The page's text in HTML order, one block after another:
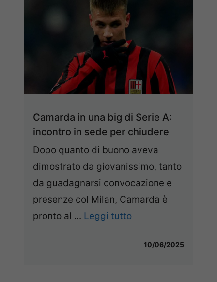
Camarda in una big di Serie A:
incontro in sede per chiudere
Dopo quanto di buono aveva
dimostrato da giovanissimo, tanto
da guadagnarsi convocazione e
presenze col Milan, Camarda è
pronto al ... Leggi tutto
10/06/2025